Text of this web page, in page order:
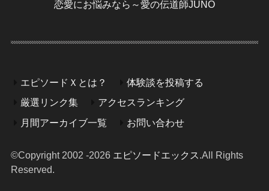
恋愛にお悩みなら～愛の伝道師JUNO
エピソードＸとは？
体験談を投稿する
厳選リンク集
アクセスランキング
月間アーカイブ一覧
お問い合わせ
©Copyright 2002 -2026 エピソードエックス.All Rights
Reserved.